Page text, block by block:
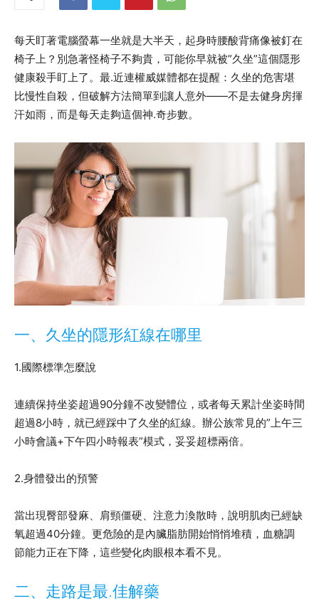
每天盯著電腦螢幕一坐就是大半天，起身時腰酸背痛像被釘在
椅子上？別急著怪椅子不夠貴，可能你早就被”久坐”這個隱形
健康殺手盯上了。最.近連權威媒體都在提醒：久坐的危害堪
比慢性自殺，但破解方法簡單到讓人意外——不是去健身房揮
汗如雨，而是每天走夠這個神.奇步數。
一、久坐的隱形紅線在哪里
1.國際標準怎麼說
連續保持坐姿超過90分鐘不改變體位，或者每天累計坐姿時間
超過8小時，就已經踩中了久坐的紅線。辦公族常見的”上午三
小時會議+下午四小時報表”模式，妥妥超標兩倍。
2.身體發出的預警
當出現臀部發麻、肩頸僵硬、注意力渙散時，說明肌肉已經缺
氧超過40分鐘。更危險的是內臟脂肪開始悄悄堆積，血糖調
節能力正在下降，這些變化肉眼根本看不見。
二、走路是最.佳解藥